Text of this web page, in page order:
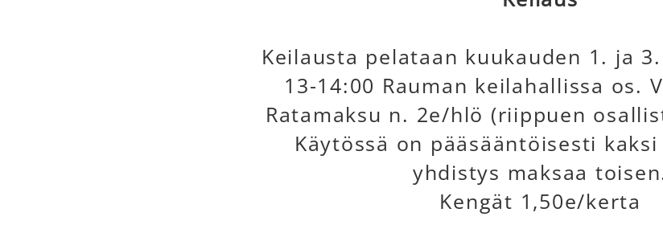
Keilausta pelataan kuukauden 1. ja
13-14:00 Rauman keilahallissa os.
Ratamaksu n. 2e/hlö (riippuen
Käytössä on pääsääntöisesti
yhdistys maksaa
Kengät 1,50e/kerta